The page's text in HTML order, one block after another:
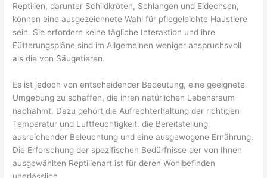
Reptilien, darunter Schildkröten, Schlangen und Eidechsen,
können eine ausgezeichnete Wahl für pflegeleichte Haustiere
sein. Sie erfordern keine tägliche Interaktion und ihre
Fütterungspläne sind im Allgemeinen weniger anspruchsvoll
als die von Säugetieren.
Es ist jedoch von entscheidender Bedeutung, eine geeignete
Umgebung zu schaffen, die ihren natürlichen Lebensraum
nachahmt. Dazu gehört die Aufrechterhaltung der richtigen
Temperatur und Luftfeuchtigkeit, die Bereitstellung
ausreichender Beleuchtung und eine ausgewogene Ernährung.
Die Erforschung der spezifischen Bedürfnisse der von Ihnen
ausgewählten Reptilienart ist für deren Wohlbefinden